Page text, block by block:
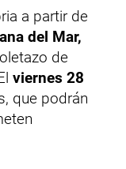
a partir de
del Mar,
de
viernes 28
que podrán